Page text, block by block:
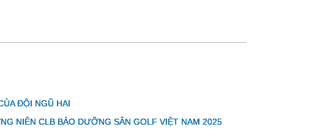
ĐỘI NGŨ HAI
NIÊN CLB BẢO DƯỠNG SÂN GOLF VIỆT NAM 2025